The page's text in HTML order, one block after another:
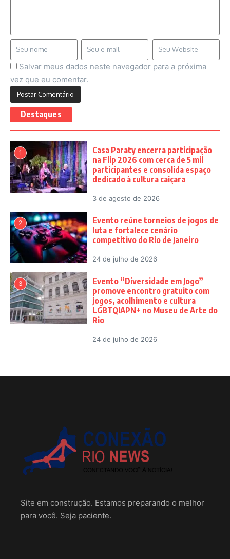
Salvar meus dados neste navegador para a próxima
vez que eu comentar.
Destaques
1
Casa Paraty encerra participação
na Flip 2026 com cerca de 5 mil
participantes e consolida espaço
dedicado à cultura caiçara
3 de agosto de 2026
2
Evento reúne torneios de jogos de
luta e fortalece cenário
competitivo do Rio de Janeiro
24 de julho de 2026
3
Evento “Diversidade em Jogo”
promove encontro gratuito com
jogos, acolhimento e cultura
LGBTQIAPN+ no Museu de Arte do
Rio
24 de julho de 2026
Site em construção. Estamos preparando o melhor
para você. Seja paciente.